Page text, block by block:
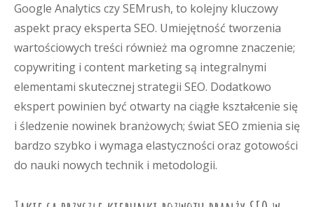
Google Analytics czy SEMrush, to kolejny kluczowy
aspekt pracy eksperta SEO. Umiejętność tworzenia
wartościowych treści również ma ogromne znaczenie;
copywriting i content marketing są integralnymi
elementami skutecznej strategii SEO. Dodatkowo
ekspert powinien być otwarty na ciągłe kształcenie się
i śledzenie nowinek branżowych; świat SEO zmienia się
bardzo szybko i wymaga elastyczności oraz gotowości
do nauki nowych technik i metodologii.